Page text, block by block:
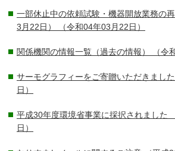
一部休止中の依頼試験・機器開放業務の
3月22日）
（令和04年03月22日）
関係機関の情報一覧（過去の情報） （令
サーモグラフィーをご寄贈いただきました
日）
平成30年度環境省事業に採択されました
日）